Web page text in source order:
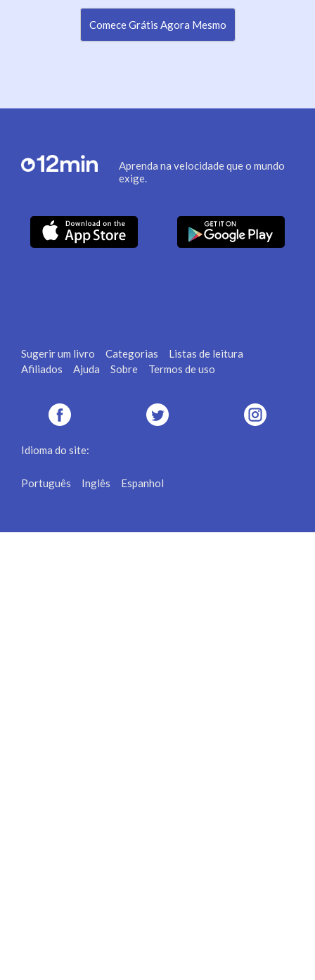
Comece Grátis Agora Mesmo
Aprenda na velocidade que o mundo
exige.
Sugerir um livro Categorias
Listas de leitura
Afiliados
Ajuda Sobre Termos de uso
Idioma do site:
Português Inglês Espanhol